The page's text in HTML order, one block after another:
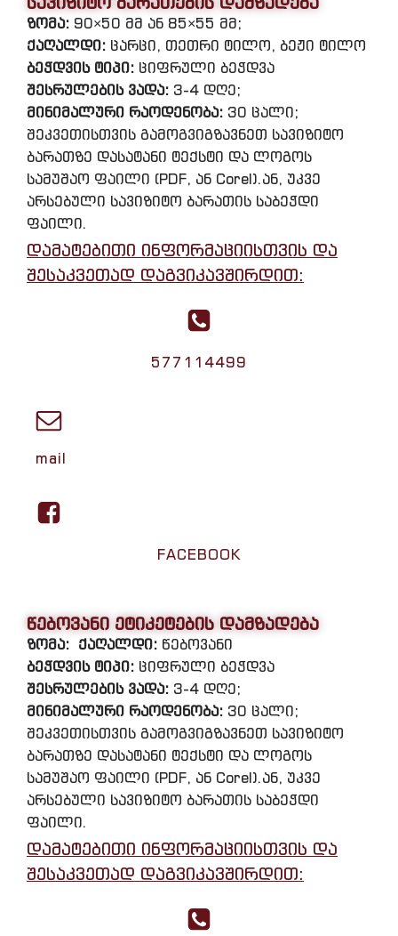
ზომა: 90×50 მმ ან 85×55 მმ;
ქაღალდი: ცარცი, თეთრი ტილო, ბეჟი ტილო
ბეჭდვის ტიპი: ციფრული ბეჭდვა
შესრულების ვადა: 3-4 დღე;
მინიმალური რაოდენობა: 30 ცალი;
შეკვეთისთვის გამოგვიგზავნეთ სავიზიტო
ბარათზე დასატანი ტექსტი და ლოგოს
სამუშაო ფაილი (PDF, ან Corel).ან, უკვე
არსებული სავიზიტო ბარათის საბეჭდი
ფაილი.
დამატებითი ინფორმაციისთვის და
შესაკვეთად დაგვიკავშირდით:
577114499
mail
FACEBOOK
წებოვანი ეტიკეტების დამზადება
ზომა: ქაღალდი: წებოვანი
ბეჭდვის ტიპი: ციფრული ბეჭდვა
შესრულების ვადა: 3-4 დღე;
მინიმალური რაოდენობა: 30 ცალი;
შეკვეთისთვის გამოგვიგზავნეთ სავიზიტო
ბარათზე დასატანი ტექსტი და ლოგოს
სამუშაო ფაილი (PDF, ან Corel).ან, უკვე
არსებული სავიზიტო ბარათის საბეჭდი
ფაილი.
დამატებითი ინფორმაციისთვის და
შესაკვეთად დაგვიკავშირდით: